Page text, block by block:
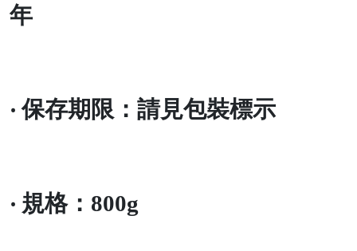
年
‧ 保存期限：請見包裝標示
‧ 規格： 800g